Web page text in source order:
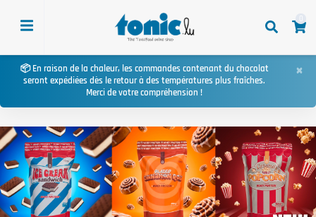
📦 En raison de la chaleur, les commandes contenant du chocolat
seront expédiées dès le retour à des températures plus fraîches.
Merci de votre compréhension !
×